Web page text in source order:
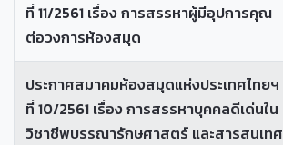
ที่ 11/2561 เรื่อง การสรรหาผู้มีอุปการคุณ
ต่อวงการห้องสมุด
ประกาศสมาคมห้องสมุดแห่งประเทศไทยฯ
ที่ 10/2561 เรื่อง การสรรหาบุคคลดีเด่นใน
วิชาชีพบรรณารักษศาสตร์ และสารสนเทศ